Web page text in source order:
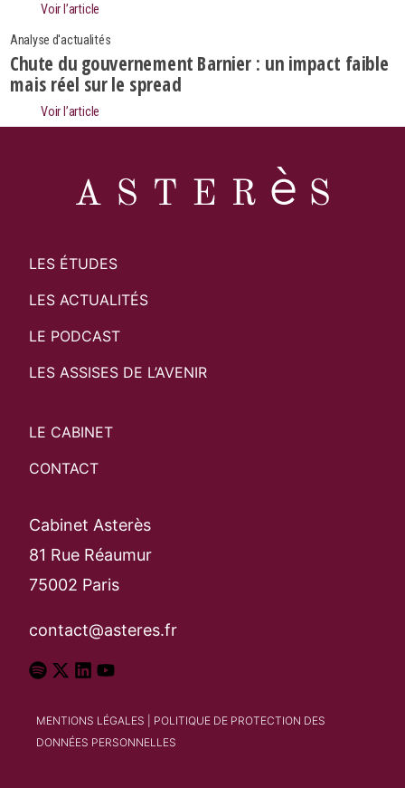
Voir l’article
Analyse d'actualités
Chute du gouvernement Barnier : un impact faible
mais réel sur le spread
Voir l’article
LES ÉTUDES
LES ACTUALITÉS
LE PODCAST
LES ASSISES DE L’AVENIR
LE CABINET
CONTACT
Cabinet Asterès
81 Rue Réaumur
75002 Paris
contact@asteres.fr
MENTIONS LÉGALES
POLITIQUE DE PROTECTION DES
DONNÉES PERSONNELLES